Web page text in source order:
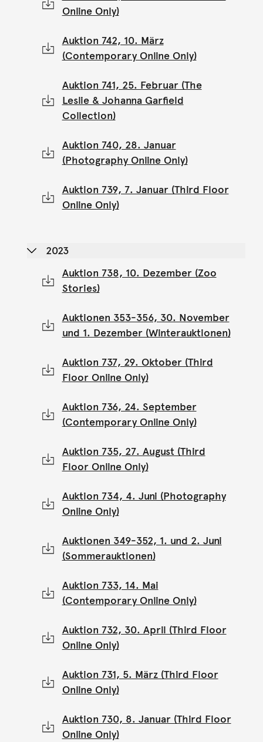
Online Only)
Auktion 742, 10. März
(Contemporary Online Only)
Auktion 741, 25. Februar (The
Leslie & Johanna Garfield
Collection)
Auktion 740, 28. Januar
(Photography Online Only)
Auktion 739, 7. Januar (Third Floor
Online Only)
2023
Auktion 738, 10. Dezember (Zoo
Stories)
Auktionen 353-356, 30. November
und 1. Dezember (Winterauktionen)
Auktion 737, 29. Oktober (Third
Floor Online Only)
Auktion 736, 24. September
(Contemporary Online Only)
Auktion 735, 27. August (Third
Floor Online Only)
Auktion 734, 4. Juni (Photography
Online Only)
Auktionen 349-352, 1. und 2. Juni
(Sommerauktionen)
Auktion 733, 14. Mai
(Contemporary Online Only)
Auktion 732, 30. April (Third Floor
Online Only)
Auktion 731, 5. März (Third Floor
Online Only)
Auktion 730, 8. Januar (Third Floor
Online Only)